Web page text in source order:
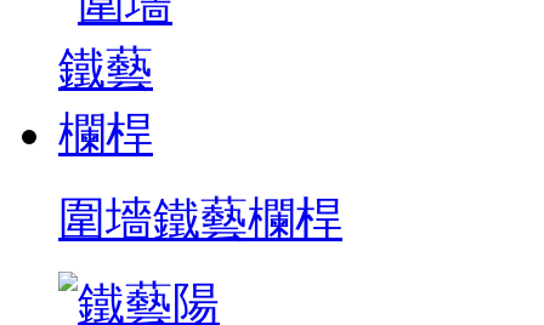
圍墻鐵藝欄桿